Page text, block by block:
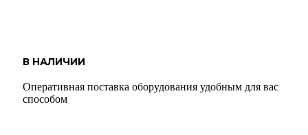
В НАЛИЧИИ
Оперативная поставка оборудования удобным для вас
способом